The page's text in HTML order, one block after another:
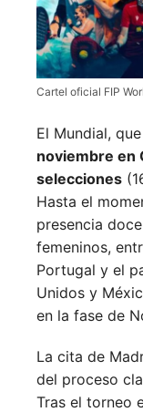
Cartel oficial FIP
El Mundial,
noviembre en
selecciones
Hasta el
presencia
femeninos,
Portugal y el
Unidos y
en la fase de
La cita de
del proceso
Tras el torneo